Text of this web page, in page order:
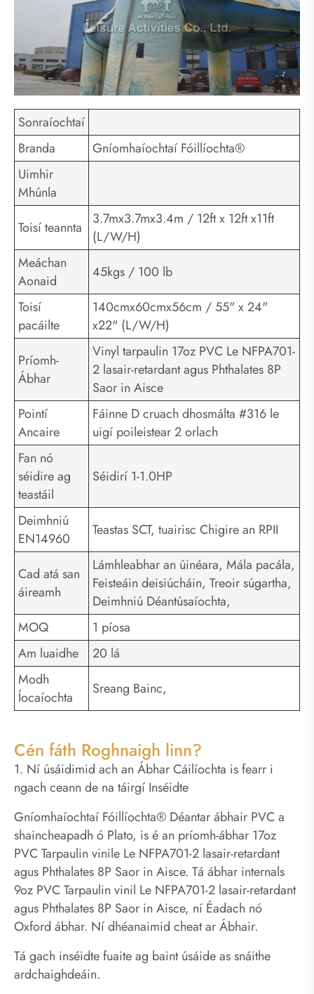
Sonraíochtaí
Branda
Gníomhaíochtaí Fóillíochta®
Uimhir
Mhúnla
Toisí teannta
3.7mx3.7mx3.4m / 12ft x 12ft x11ft
(L/W/H)
Meáchan
Aonaid
45kgs / 100 lb
Toisí
pacáilte
140cmx60cmx56cm / 55" x 24"
x22" (L/W/H)
Príomh-
Ábhar
Vinyl tarpaulin 17oz PVC Le NFPA701-
2 lasair-retardant agus Phthalates 8P
Saor in Aisce
Pointí
Ancaire
Fáinne D cruach dhosmálta #316 le
uigí poileistear 2 orlach
Fan nó
séidire ag
teastáil
Séidirí 1-1.0HP
Deimhniú
EN14960
Teastas SCT, tuairisc Chigire an RPII
Cad atá san
áireamh
Lámhleabhar an úinéara, Mála pacála,
Feisteáin deisiúcháin, Treoir súgartha,
Deimhniú Déantúsaíochta,
MOQ
1 píosa
Am luaidhe
20 lá
Modh
Íocaíochta
Sreang Bainc,
Cén fáth Roghnaigh linn?
1. Ní úsáidimid ach an Ábhar Cáilíochta is fearr i
ngach ceann de na táirgí Inséidte
Gníomhaíochtaí Fóillíochta® Déantar ábhair PVC a
shaincheapadh ó Plato, is é an príomh-ábhar 17oz
PVC Tarpaulin vinile Le NFPA701-2 lasair-retardant
agus Phthalates 8P Saor in Aisce. Tá ábhar internals
9oz PVC Tarpaulin vinil Le NFPA701-2 lasair-retardant
agus Phthalates 8P Saor in Aisce, ní Éadach nó
Oxford ábhar. Ní dhéanaimid cheat ar Ábhair.
Tá gach inséidte fuaite ag baint úsáide as snáithe
ardchaighdeáin.